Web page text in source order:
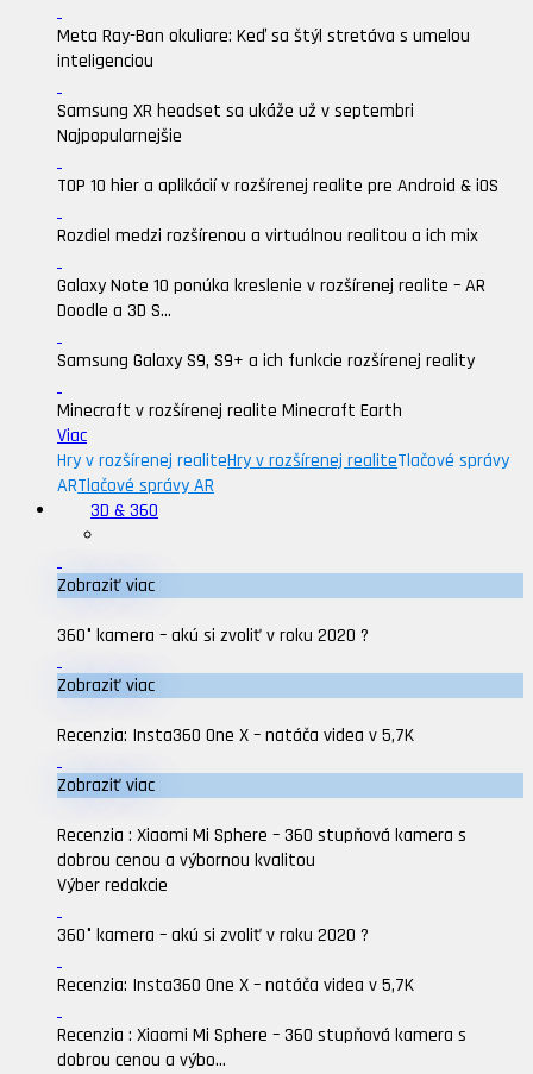
Meta Ray-Ban okuliare: Keď sa štýl stretáva s umelou
inteligenciou
Samsung XR headset sa ukáže už v septembri
Najpopularnejšie
TOP 10 hier a aplikácií v rozšírenej realite pre Android & iOS
Rozdiel medzi rozšírenou a virtuálnou realitou a ich mix
Galaxy Note 10 ponúka kreslenie v rozšírenej realite – AR
Doodle a 3D S...
Samsung Galaxy S9, S9+ a ich funkcie rozšírenej reality
Minecraft v rozšírenej realite Minecraft Earth
Viac
Hry v rozšírenej realiteHry v rozšírenej realiteTlačové správy
ARTlačové správy AR
3D & 360
Zobraziť viac
360° kamera – akú si zvoliť v roku 2020 ?
Zobraziť viac
Recenzia: Insta360 One X – natáča videa v 5,7K
Zobraziť viac
Recenzia : Xiaomi Mi Sphere – 360 stupňová kamera s
dobrou cenou a výbornou kvalitou
Výber redakcie
360° kamera – akú si zvoliť v roku 2020 ?
Recenzia: Insta360 One X – natáča videa v 5,7K
Recenzia : Xiaomi Mi Sphere – 360 stupňová kamera s
dobrou cenou a výbo...